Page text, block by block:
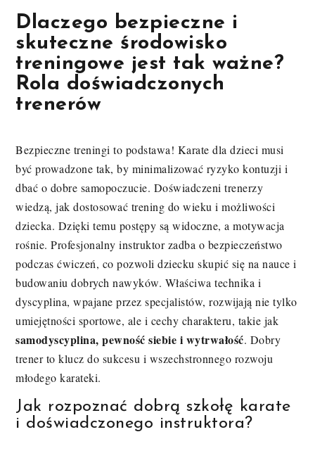
Dlaczego bezpieczne i
skuteczne środowisko
treningowe jest tak ważne?
Rola doświadczonych
trenerów
Bezpieczne treningi to podstawa! Karate dla dzieci musi
być prowadzone tak, by minimalizować ryzyko kontuzji i
dbać o dobre samopoczucie. Doświadczeni trenerzy
wiedzą, jak dostosować trening do wieku i możliwości
dziecka. Dzięki temu postępy są widoczne, a motywacja
rośnie. Profesjonalny instruktor zadba o bezpieczeństwo
podczas ćwiczeń, co pozwoli dziecku skupić się na nauce i
budowaniu dobrych nawyków. Właściwa technika i
dyscyplina, wpajane przez specjalistów, rozwijają nie tylko
umiejętności sportowe, ale i cechy charakteru, takie jak
samodyscyplina, pewność siebie i wytrwałość. Dobry
trener to klucz do sukcesu i wszechstronnego rozwoju
młodego karateki.
Jak rozpoznać dobrą szkołę karate
i doświadczonego instruktora?